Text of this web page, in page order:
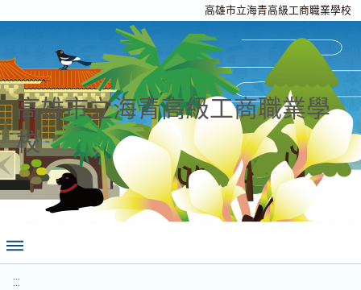
高雄市立海青高級工商職業學校
高雄市立海青高級工商職業學
校
:::